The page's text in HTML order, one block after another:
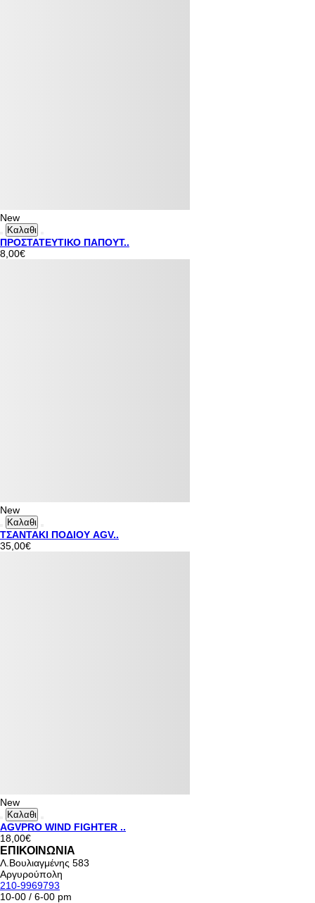
New
Καλαθι
ΠΡΟΣΤΑΤΕΥΤΙΚΟ ΠΑΠΟΥΤ..
8,00€
New
Καλαθι
ΤΣΑΝΤΑΚΙ ΠΟΔΙΟΥ AGV..
35,00€
New
Καλαθι
AGVPRO WIND FIGHTER ..
18,00€
ΕΠΙΚΟΙΝΩΝΙΑ
Λ.Βουλιαγμένης 583
Αργυρούπολη
210-9969793
10-00 / 6-00 pm